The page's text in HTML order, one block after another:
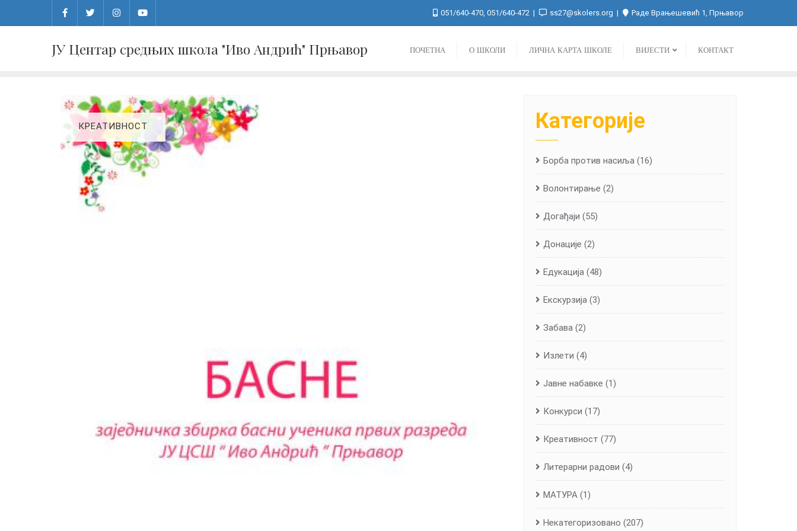
051/640-470, 051/640-472 ss27@skolers.org Раде Врањешевић 1, Прњавор
ЈУ Центар средњих школа "Иво Андрић" Прњавор ПОЧЕТНА О ШКОЛИ ЛИЧНА КАРТА ШКОЛЕ ВИЈЕСТИ КОНТАКТ
КРЕАТИВНОСТ Категорије
Борба против насиља (16)
Волонтирање (2)
Догађаји (55)
Донације (2)
Едукација (48)
Екскурзија (3)
Забава (2)
Излети (4)
Јавне набавке (1)
Конкурси (17)
Креативност (77)
Литерарни радови (4)
МАТУРА (1)
Некатегоризовано (207)